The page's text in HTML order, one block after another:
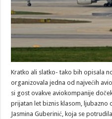
Kratko ali slatko- tako bih opisala
organizovala jedna od najvećih
si gost ovakve aviokompanije
prijatan let biznis klasom, ljubazno
Jasmina Guberinić, koja se